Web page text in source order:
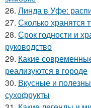
26. Линда в Уфе:
27. Сколько
28. Срок годности и
руководство
29. Какие
реализуются в городе
30. Вкусные и
сухофрукты